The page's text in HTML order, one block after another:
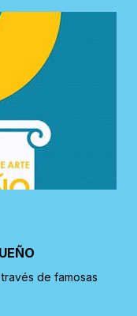
de famosas